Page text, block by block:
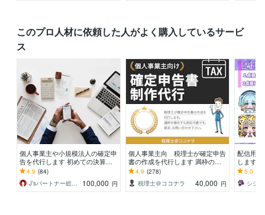
このプロ人材に依頼した人がよく購入しているサービ
ス
個人事業主や小規模法人の確定申
告を代行します 初めての決算も
安心。設計から丁寧にサポートし
ます。
4.9 (84)
J’sパートナー総合会計事務所
100,000 円
個人事業主向 税理士が確定申告
書の作成を代行します 満枠の場
合でも対応可、お問い合わせくだ
さいませ
4.9 (278)
税理士＠ココナラ
40,000 円
配信用
します 1
の場合2
5.0
シシ